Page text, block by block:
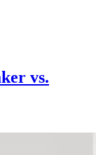
vs.